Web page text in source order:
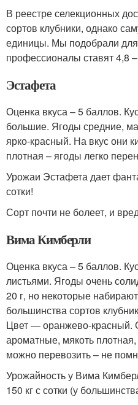
В реестре селекционных
сортов клубники, однако
единицы. Мы подобрали
профессионалы ставят 4,8
Эстафета
Оценка вкуса – 5 баллов.
большие. Ягоды средние,
ярко-красный. На вкус они
плотная – ягоды легко
Урожаи Эстафета дает
сотки!
Сорт почти не болеет, и
Вима Кимберли
Оценка вкуса – 5 баллов.
листьями. Ягоды очень
20 г, но некоторые
большинства сортов
Цвет — оранжево-красный.
ароматные, мякоть
можно перевозить – не
Урожайность у Вима
150 кг с сотки (у